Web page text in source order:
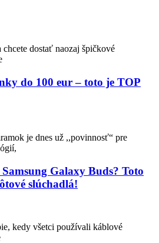
dostať naozaj špičkové
do 100 eur – toto je TOP
je dnes už ,,povinnosť“ pre
Galaxy Buds? Toto
slúchadlá!
kedy všetci používali káblové